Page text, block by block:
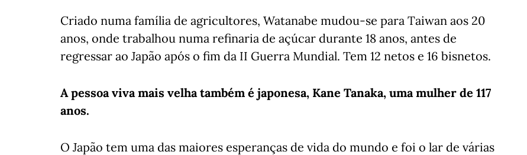
Criado numa família de agricultores, Watanabe mudou-se para Taiwan aos 20
anos, onde trabalhou numa refinaria de açúcar durante 18 anos, antes de
regressar ao Japão após o fim da II Guerra Mundial. Tem 12 netos e 16 bisnetos.
A pessoa viva mais velha também é japonesa, Kane Tanaka, uma mulher de 117
anos.
O Japão tem uma das maiores esperanças de vida do mundo e foi o lar de várias